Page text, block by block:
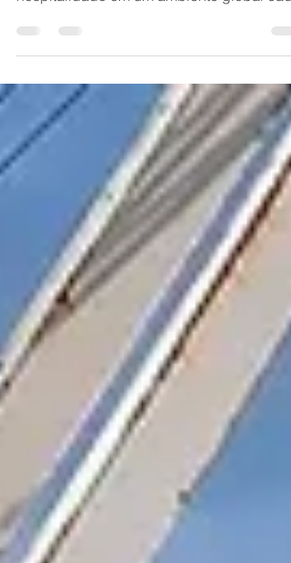
Equilibrar custo, prazo e qualidade tornou-
se um desafio estratégico para o setor de
hospitalidade em um ambiente global cada